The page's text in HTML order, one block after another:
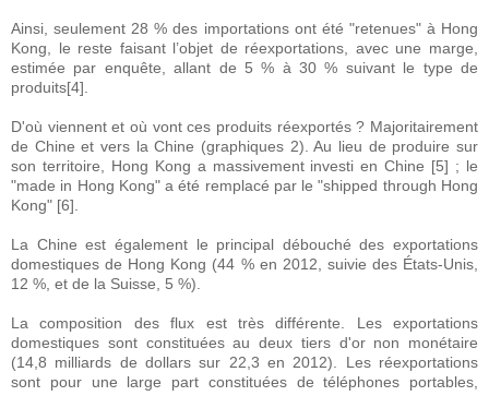
Ainsi, seulement 28 % des importations ont été "retenues" à Hong
Kong, le reste faisant l’objet de réexportations, avec une marge,
estimée par enquête, allant de 5 % à 30 % suivant le type de
produits[4].
D'où viennent et où vont ces produits réexportés ? Majoritairement
de Chine et vers la Chine (graphiques 2). Au lieu de produire sur
son territoire, Hong Kong a massivement investi en Chine [5] ; le
"made in Hong Kong" a été remplacé par le "shipped through Hong
Kong" [6].
La Chine est également le principal débouché des exportations
domestiques de Hong Kong (44 % en 2012, suivie des États-Unis,
12 %, et de la Suisse, 5 %).
La composition des flux est très différente. Les exportations
domestiques sont constituées au deux tiers d'or non monétaire
(14,8 milliards de dollars sur 22,3 en 2012). Les réexportations
sont pour une large part constituées de téléphones portables,